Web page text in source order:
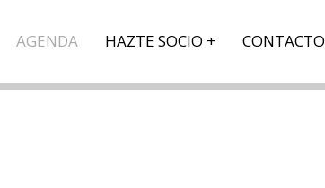
AGENDA HAZTE SOCIO CONTACTO